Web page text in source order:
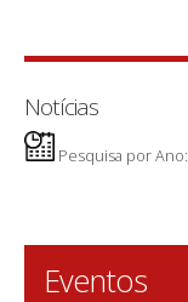
Notícias
Pesquisa por Ano:
Eventos